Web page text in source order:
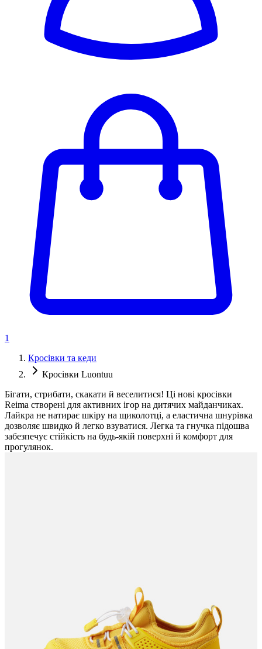
1
Кросівки та кеди
Кросівки Luontuu
Бігати, стрибати, скакати й веселитися! Ці нові кросівки
Reima створені для активних ігор на дитячих майданчиках.
Лайкра не натирає шкіру на щиколотці, а еластична шнурівка
дозволяє швидко й легко взуватися. Легка та гнучка підошва
забезпечує стійкість на будь-якій поверхні й комфорт для
прогулянок.